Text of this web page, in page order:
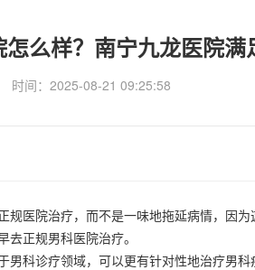
么样？南宁九龙医院满
间：2025-08-21 09:25:58
医院治疗，而不是一味地拖延病情，因为
正规男科医院治疗。
科诊疗领域，可以更有针对性地治疗男科